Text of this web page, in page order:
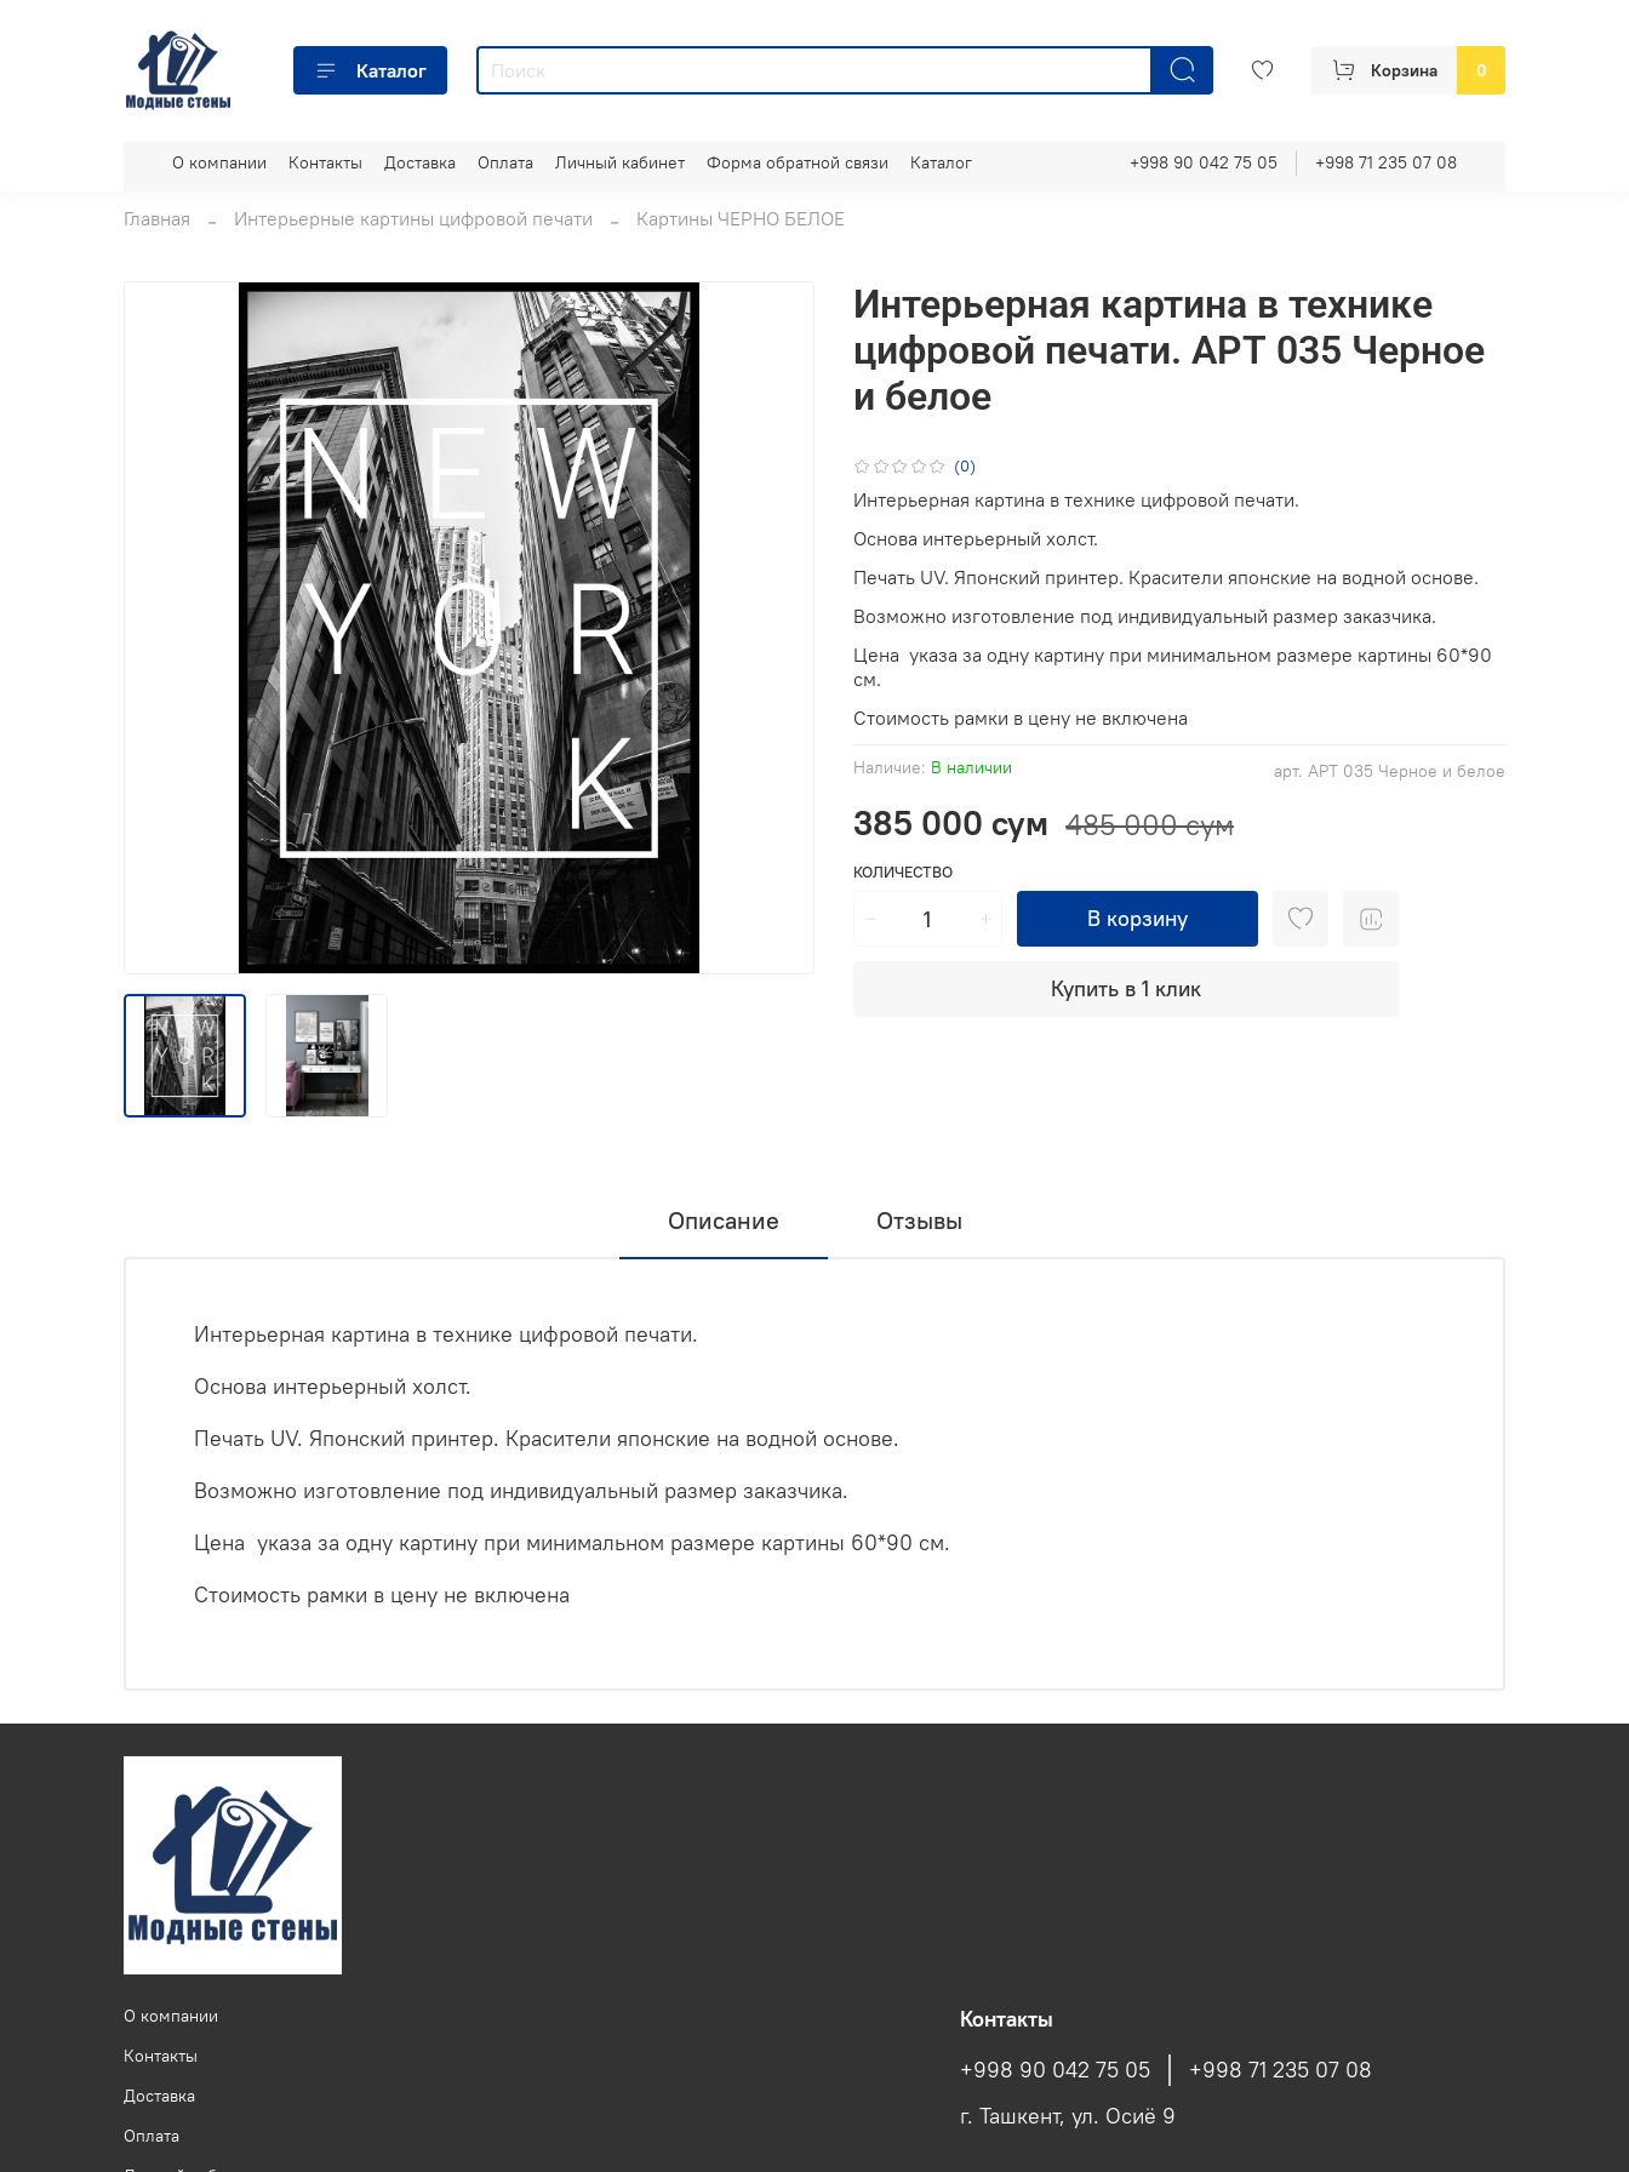
Каталог Корзина 0
О компании Контакты Доставка Оплата Личный кабинет Форма обратной связи Каталог +998 90 042 75 05 +998 71 235 07 08
Главная Интерьерные картины цифровой печати Картины ЧЕРНО БЕЛОЕ
(0)
арт. АРТ 035 Черное и белое
Наличие: В наличии
Интерьерная картина в технике
цифровой печати. АРТ 035 Черное
и белое
385 000 сум 485 000 сум
КОЛИЧЕСТВО
В корзину
Купить в 1 клик
Интерьерная картина в технике цифровой печати.
Основа интерьерный холст.
Печать UV. Японский принтер. Красители японские на водной основе.
Возможно изготовление под индивидуальный размер заказчика.
Цена указа за одну картину при минимальном размере картины 60*90
см.
Стоимость рамки в цену не включена
Описание Отзывы
Интерьерная картина в технике цифровой печати.
Основа интерьерный холст.
Печать UV. Японский принтер. Красители японские на водной основе.
Возможно изготовление под индивидуальный размер заказчика.
Цена указа за одну картину при минимальном размере картины 60*90 см.
Стоимость рамки в цену не включена
О компании
Контакты
Доставка
Оплата
Контакты
+998 90 042 75 05
+998 71 235 07 08
г. Ташкент, ул. Осиё 9